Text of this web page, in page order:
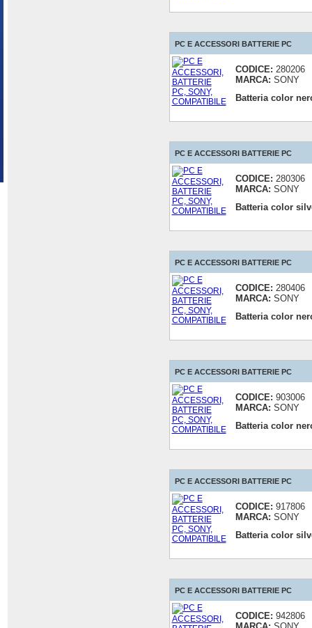
PC E ACCESSORI BATTERIE PC
CODICE: 280206
MARCA: SONY
Batteria color
PC E ACCESSORI BATTERIE PC
CODICE: 280306
MARCA: SONY
Batteria color
PC E ACCESSORI BATTERIE PC
CODICE: 280406
MARCA: SONY
Batteria color
PC E ACCESSORI BATTERIE PC
CODICE: 903006
MARCA: SONY
Batteria color
PC E ACCESSORI BATTERIE PC
CODICE: 917806
MARCA: SONY
Batteria color
PC E ACCESSORI BATTERIE PC
CODICE: 942806